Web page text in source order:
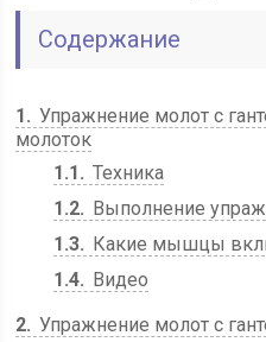
Содержание
1
Упражнение молот с
молоток
1.1
Техника
1.2
Выполнение
1.3
Какие мышцы
1.4
Видео
2 Упражнение молот с